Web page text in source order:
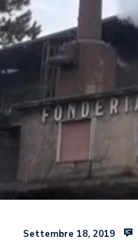
Settembre 18, 2019